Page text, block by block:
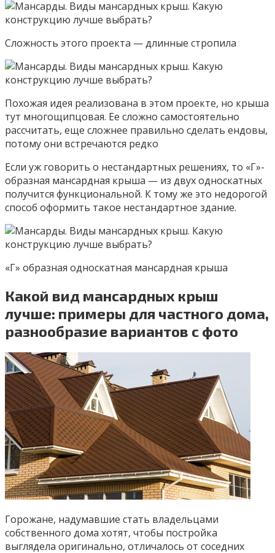
Сложность этого проекта — длинные стропила
Похожая идея реализована в этом проекте, но крыша
тут многощипцовая. Ее сложно самостоятельно
рассчитать, еще сложнее правильно сделать ендовы,
потому они встречаются редко
Если уж говорить о нестандартных решениях, то «Г»-
образная мансардная крыша — из двух односкатных
получится функциональной. К тому же это недорогой
способ оформить такое нестандартное здание.
«Г» образная односкатная мансардная крыша
Какой вид мансардных крыш
лучше: примеры для частного дома,
разнообразие вариантов с фото
Горожане, надумавшие стать владельцами
собственного дома хотят, чтобы постройка
выглядела оригинально, отличалось от соседних